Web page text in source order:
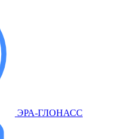
ЭРА-ГЛОНАСС